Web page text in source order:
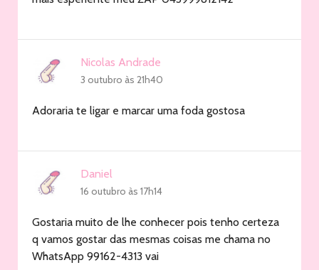
Nicolas Andrade
3 outubro às 21h40
Adoraria te ligar e marcar uma foda gostosa
Daniel
16 outubro às 17h14
Gostaria muito de lhe conhecer pois tenho certeza
q vamos gostar das mesmas coisas me chama no
WhatsApp 99162-4313 vai